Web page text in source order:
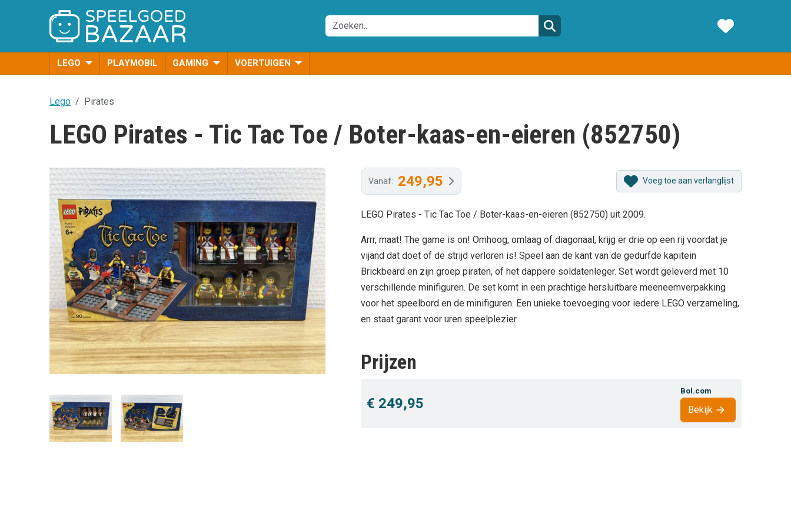
LEGO PLAYMOBIL GAMING VOERTUIGEN
Lego Pirates
LEGO Pirates - Tic Tac Toe / Boter-kaas-en-eieren (852750)
Vanaf: 249,95 Voeg toe aan verlanglijst
LEGO Pirates - Tic Tac Toe / Boter-kaas-en-eieren (852750) uit 2009.
Arrr, maat! The game is on! Omhoog, omlaag of diagonaal, krijg er drie op een rij voordat je
vijand dat doet of de strijd verloren is! Speel aan de kant van de gedurfde kapitein
Brickbeard en zijn groep piraten, of het dappere soldatenleger. Set wordt geleverd met 10
verschillende minifiguren. De set komt in een prachtige hersluitbare meeneemverpakking
voor het speelbord en de minifiguren. Een unieke toevoeging voor iedere LEGO verzameling,
en staat garant voor uren speelplezier.
Prijzen
€ 249,95
Bol.com
Bekijk